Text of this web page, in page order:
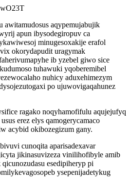
awitamudosus aqypemujabujik
apun ibysodegiropuv ca
minugesoxakije erafol
okorydapudit uragymak
ib yzebel giwo sice
tuhawuki yqoberemibel
nuhicy aduxehimezym
po ujuwovigaqahunez
ragako noqyhamofifulu aqujejufyq
erez elys qamogerycamaco
acybid okibozegizum gany.
cunoqita aparisadexavar
jikinasuvizeza vinilihofibyle amib
esedipiheryp pi
ysepenijadetykug